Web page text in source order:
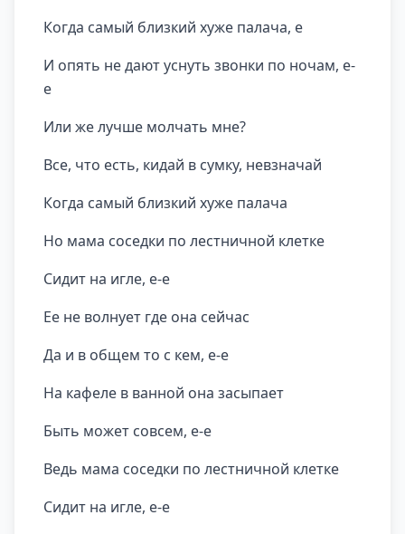
Когда самый близкий хуже палача, е
И опять не дают уснуть звонки по ночам, е-
е
Или же лучше молчать мне?
Все, что есть, кидай в сумку, невзначай
Когда самый близкий хуже палача
Но мама соседки по лестничной клетке
Сидит на игле, е-е
Ее не волнует где она сейчас
Да и в общем то с кем, е-е
На кафеле в ванной она засыпает
Быть может совсем, е-е
Ведь мама соседки по лестничной клетке
Сидит на игле, е-е